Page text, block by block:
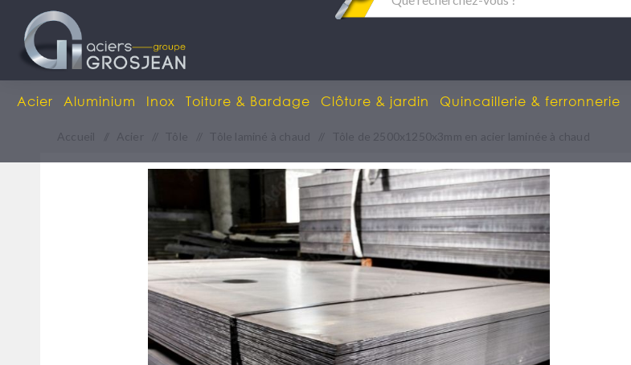
Acier Aluminium Inox Toiture & Bardage Clôture & jardin Quincaillerie & ferronnerie
Accueil Acier Tôle Tôle laminé à chaud Tôle de 2500x1250x3mm en acier laminée à chaud